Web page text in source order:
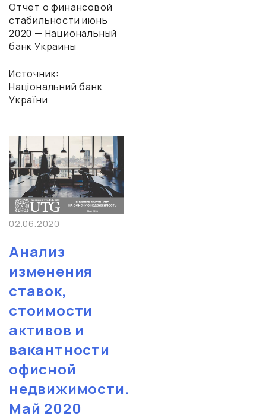
Отчет о финансовой
стабильности июнь
2020 — Национальный
банк Украины
Источник:
Національний банк
України
02.06.2020
Анализ
изменения
ставок,
стоимости
активов и
вакантности
офисной
недвижимости.
Май 2020